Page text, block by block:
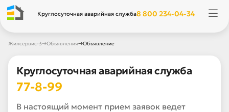
Круглосуточная аварийная служба8 800 234-04-34
Жилсервис-3→Объявления→Объявление
Круглосуточная аварийная служба
77-8-99
В настоящий момент прием заявок ведет